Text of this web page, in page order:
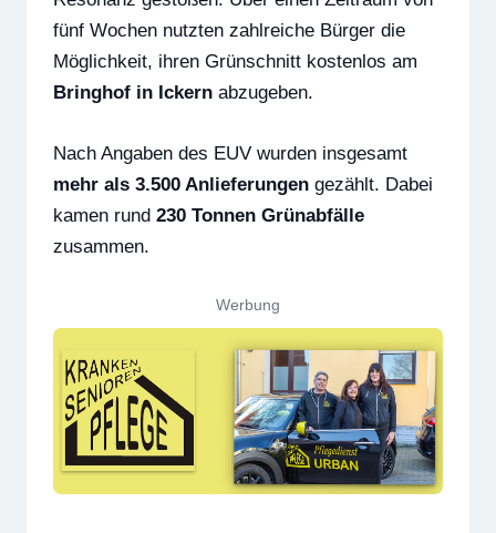
fünf Wochen nutzten zahlreiche Bürger die
Möglichkeit, ihren Grünschnitt kostenlos am
Bringhof in Ickern abzugeben.
Nach Angaben des EUV wurden insgesamt
mehr als 3.500 Anlieferungen gezählt. Dabei
kamen rund 230 Tonnen Grünabfälle
zusammen.
Werbung